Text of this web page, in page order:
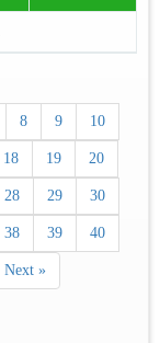
8 9 10
18 19 20
28 29 30
38 39 40
Next »